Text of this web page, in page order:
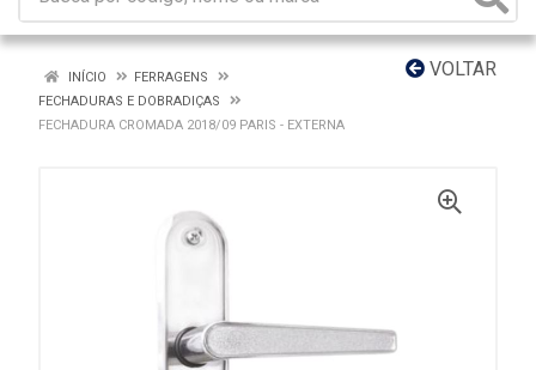
VOLTAR
INÍCIO
FERRAGENS
FECHADURAS E DOBRADIÇAS
FECHADURA CROMADA 2018/09 PARIS - EXTERNA